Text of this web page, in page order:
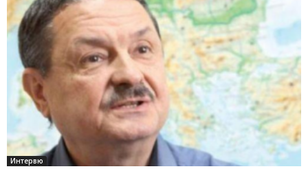
Интервю